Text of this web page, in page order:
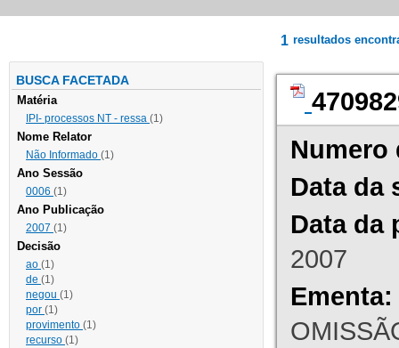
BUSCA FACETADA
Matéria
IPI- processos NT - ressa (1)
Nome Relator
Não Informado (1)
Ano Sessão
0006 (1)
Ano Publicação
2007 (1)
Decisão
ao (1)
de (1)
negou (1)
por (1)
provimento (1)
recurso (1)
1 resultados
Numero
Data da
Data da
2007
Ementa: